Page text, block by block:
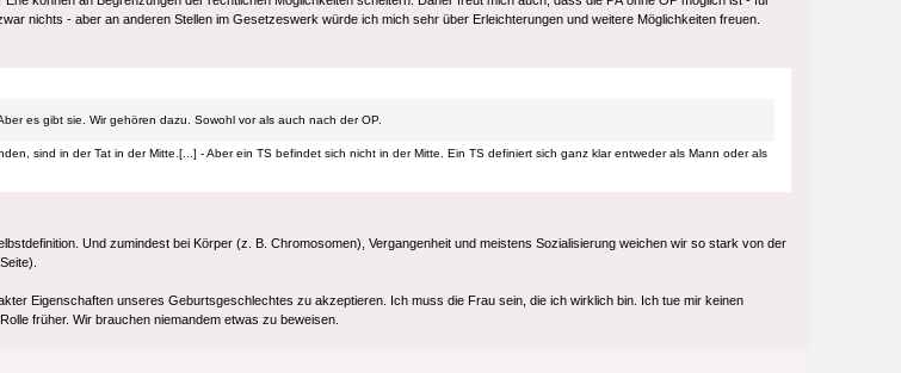
nichts - aber an anderen Stellen im Gesetzeswerk würde ich mich sehr über Erleichterungen und weitere Möglichkeiten freuen.
es gibt sie. Wir gehören dazu. Sowohl vor als auch nach der OP.
sind in der Tat in der Mitte.[...] - Aber ein TS befindet sich nicht in der Mitte. Ein TS definiert sich ganz klar entweder als Mann oder als
Und zumindest bei Körper (z. B. Chromosomen), Vergangenheit und meistens Sozialisierung weichen wir so stark von der
Eigenschaften unseres Geburtsgeschlechtes zu akzeptieren. Ich muss die Frau sein, die ich wirklich bin. Ich tue mir keinen
früher. Wir brauchen niemandem etwas zu beweisen.